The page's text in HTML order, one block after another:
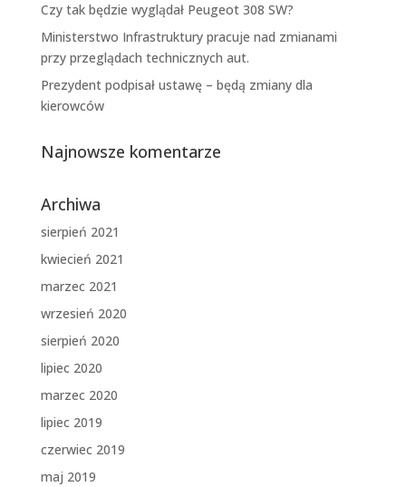
Czy tak będzie wyglądał Peugeot 308 SW?
Ministerstwo Infrastruktury pracuje nad zmianami
przy przeglądach technicznych aut.
Prezydent podpisał ustawę – będą zmiany dla
kierowców
Najnowsze komentarze
Archiwa
sierpień 2021
kwiecień 2021
marzec 2021
wrzesień 2020
sierpień 2020
lipiec 2020
marzec 2020
lipiec 2019
czerwiec 2019
maj 2019